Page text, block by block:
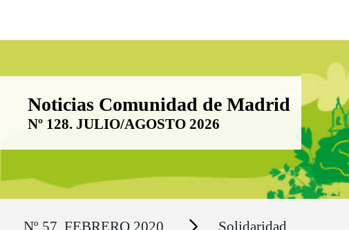
Boletín Noticias Comunidad de
Noticias Comunidad de Madrid
Nº 128. JULIO/AGOSTO 2026
Nº 57. FEBRERO 2020 Secciones Solidaridad